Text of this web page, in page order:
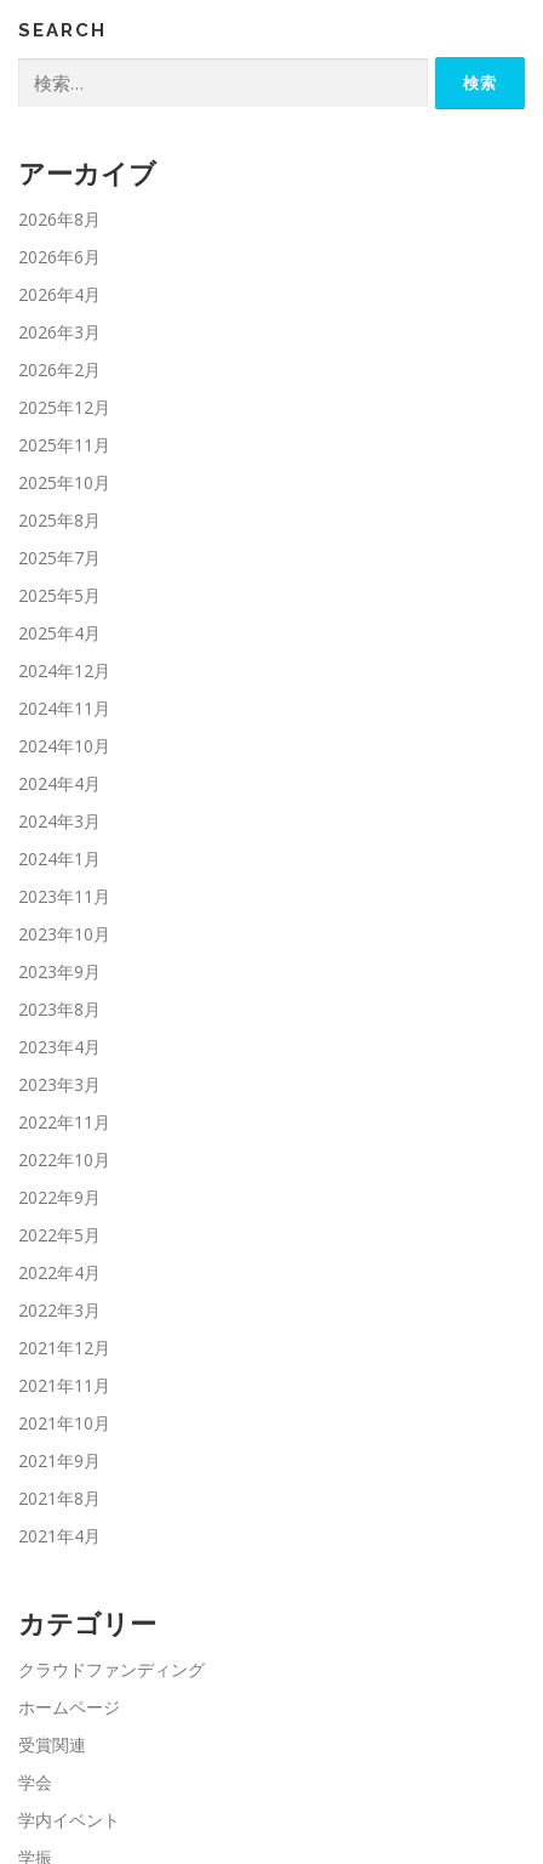
SEARCH
索:
アーカイブ
2026年8月
2026年6月
2026年4月
2026年3月
2026年2月
2025年12月
2025年11月
2025年10月
2025年8月
2025年7月
2025年5月
2025年4月
2024年12月
2024年11月
2024年10月
2024年4月
2024年3月
2024年1月
2023年11月
2023年10月
2023年9月
2023年8月
2023年4月
2023年3月
2022年11月
2022年10月
2022年9月
2022年5月
2022年4月
2022年3月
2021年12月
2021年11月
2021年10月
2021年9月
2021年8月
2021年4月
カテゴリー
クラウドファンディング
ホームページ
受賞関連
学会
学内イベント
学振